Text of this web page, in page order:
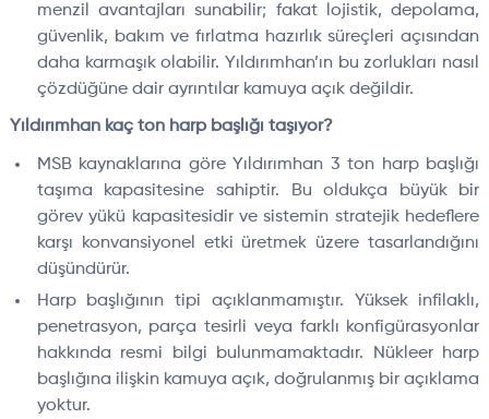
menzil avantajları sunabilir; fakat lojistik, depolama,
güvenlik, bakım ve fırlatma hazırlık süreçleri açısından
daha karmaşık olabilir. Yıldırımhan’ın bu zorlukları nasıl
çözdüğüne dair ayrıntılar kamuya açık değildir.
Yıldırımhan kaç ton harp başlığı taşıyor?
MSB kaynaklarına göre Yıldırımhan 3 ton harp başlığı
taşıma kapasitesine sahiptir. Bu oldukça büyük bir
görev yükü kapasitesidir ve sistemin stratejik hedeflere
karşı konvansiyonel etki üretmek üzere tasarlandığını
düşündürür.
Harp başlığının tipi açıklanmamıştır. Yüksek infilaklı,
penetrasyon, parça tesirli veya farklı konfigürasyonlar
hakkında resmi bilgi bulunmamaktadır. Nükleer harp
başlığına ilişkin kamuya açık, doğrulanmış bir açıklama
yoktur.